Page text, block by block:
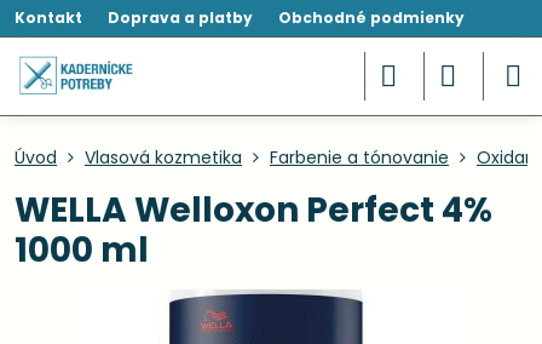
Kontakt Doprava a platby Obchodné podmienky
Úvod Vlasová kozmetika Farbenie a tónovanie
WELLA Welloxon Perfect 4%
1000 ml